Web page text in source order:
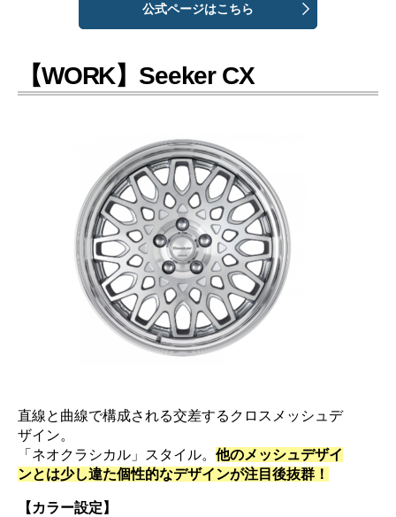
公式ページはこちら
【WORK】Seeker CX
直線と曲線で構成される交差するクロスメッシュデ
ザイン。
「ネオクラシカル」スタイル。 他のメッシュデザイ
ンとは少し違た個性的なデザインが注目後抜群！
【カラー設定】